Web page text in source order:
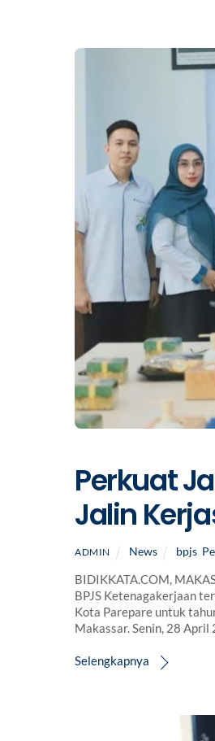
Perkuat
Jalin
ADMIN News bpjs
BIDIKKATA.COM,
BPJS Ketenagakerjaan
Kota Parepare untuk
Makassar. Senin, 28
Selengkapnya